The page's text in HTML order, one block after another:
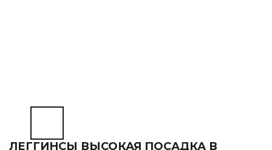
ЛЕГГИНСЫ ВЫСОКАЯ ПОСАДКА В